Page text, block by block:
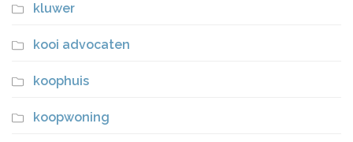
kluwer
kooi advocaten
koophuis
koopwoning